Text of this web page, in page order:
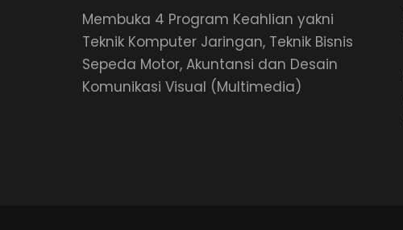
Membuka 4 Program Keahlian yakni
Teknik Komputer Jaringan, Teknik Bisnis
Sepeda Motor, Akuntansi dan Desain
Komunikasi Visual (Multimedia)